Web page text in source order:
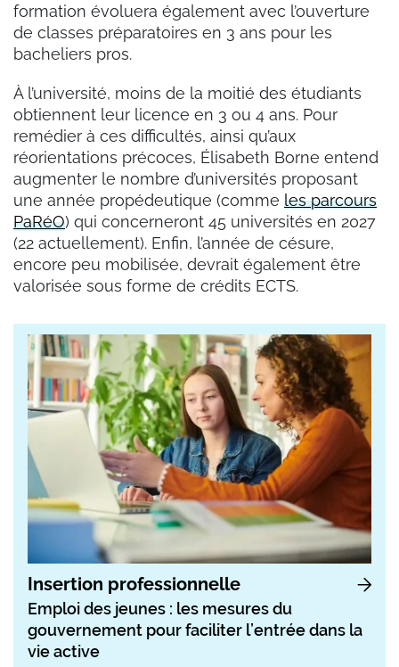
formation évoluera également avec l’ouverture
de classes préparatoires en 3 ans pour les
bacheliers pros.
À l’université, moins de la moitié des étudiants
obtiennent leur licence en 3 ou 4 ans. Pour
remédier à ces difficultés, ainsi qu’aux
réorientations précoces, Élisabeth Borne entend
augmenter le nombre d’universités proposant
une année propédeutique (comme les parcours
PaRéO) qui concerneront 45 universités en 2027
(22 actuellement). Enfin, l’année de césure,
encore peu mobilisée, devrait également être
valorisée sous forme de crédits ECTS.
Insertion professionnelle
Emploi des jeunes : les mesures du
gouvernement pour faciliter l’entrée dans la
vie active